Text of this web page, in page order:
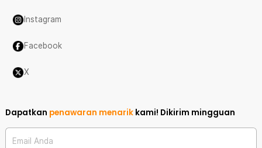
Instagram
Facebook
X
Dapatkan penawaran menarik kami! Dikirim mingguan
Email Anda